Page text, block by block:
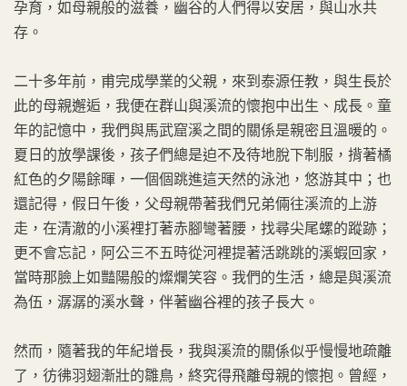
孕育，如母親般的滋養，幽谷的人們得以安居，與山水共
存。
二十多年前，甫完成學業的父親，來到泰源任教，與生長於
此的母親邂逅，我便在群山與溪流的懷抱中出生、成長。童
年的記憶中，我們與馬武窟溪之間的關係是親密且溫暖的。
夏日的放學課後，孩子們總是迫不及待地脫下制服，揹著橘
紅色的夕陽餘暉，一個個跳進這天然的泳池，悠游其中；也
還記得，假日午後，父母親帶著我們兄弟倆往溪流的上游
走，在清澈的小溪裡打著赤腳彎著腰，找尋尖尾螺的蹤跡；
更不會忘記，阿公三不五時從河裡提著活跳跳的溪蝦回家，
當時那臉上如豔陽般的燦爛笑容。我們的生活，總是與溪流
為伍，潺潺的溪水聲，伴著幽谷裡的孩子長大。
然而，隨著我的年紀增長，我與溪流的關係似乎慢慢地疏離
了，彷彿羽翅漸壯的雛鳥，終究得飛離母親的懷抱。曾經，